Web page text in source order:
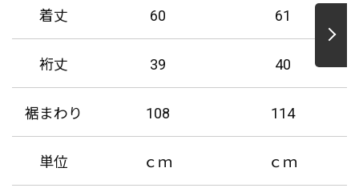
着丈 60 61
裄丈 39 40
裾まわり 108 114
単位 ｃｍ ｃｍ